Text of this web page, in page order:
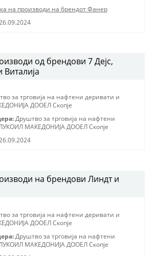
на производи на брендот Фанер
од брендови 7 Дејс,
Виталија
за трговиjа на нафтени деривати и
ДООЕЛ Скопjе
Друштво за трговиjа на нафтени
ЛУКОИЛ МАКЕДОНИJА ДООЕЛ Скопjе
на брендови Линдт и
за трговиjа на нафтени деривати и
ДООЕЛ Скопjе
Друштво за трговиjа на нафтени
ЛУКОИЛ МАКЕДОНИJА ДООЕЛ Скопjе